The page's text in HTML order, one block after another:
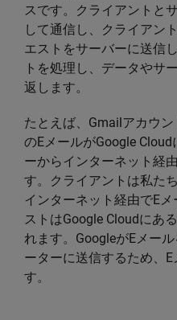
スです。クライアントと
して通信し、クライアン
エストをサーバーに送信
トを処理し、データやサ
返します。
たとえば、Gmailアカウ
のEメールがGoogle
ーからインターネット経
す。クライアントは私た
インターネット経由でE
ストはGoogle Cloudにあ
れます。GoogleがEメー
ーターに送信するため、
す。